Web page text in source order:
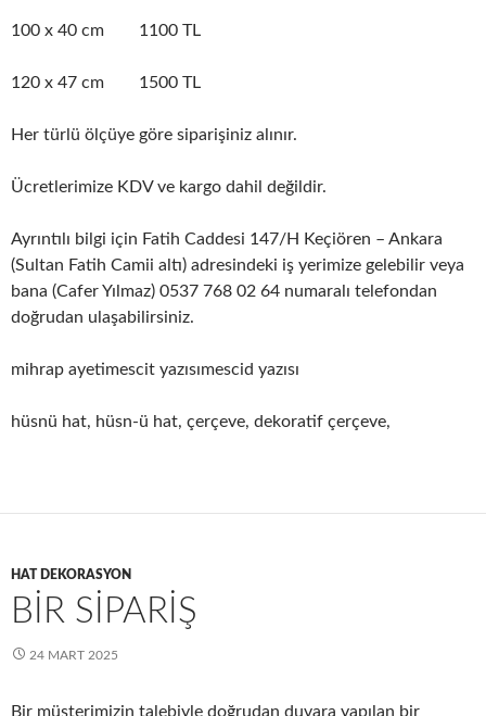
100 x 40 cm 1100 TL
120 x 47 cm 1500 TL
Her türlü ölçüye göre siparişiniz alınır.
Ücretlerimize KDV ve kargo dahil değildir.
Ayrıntılı bilgi için Fatih Caddesi 147/H Keçiören – Ankara
(Sultan Fatih Camii altı) adresindeki iş yerimize gelebilir veya
bana (Cafer Yılmaz) 0537 768 02 64 numaralı telefondan
doğrudan ulaşabilirsiniz.
mihrap ayetimescit yazısımescid yazısı
hüsnü hat, hüsn-ü hat, çerçeve, dekoratif çerçeve,
HAT DEKORASYON
BİR SİPARİŞ
24 MART 2025
Bir müşterimizin talebiyle doğrudan duvara yapılan bir